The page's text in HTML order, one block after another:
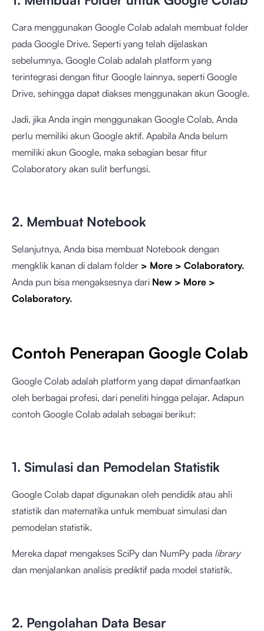
Cara menggunakan Google Colab adalah membuat folder
pada Google Drive. Seperti yang telah dijelaskan
sebelumnya, Google Colab adalah platform yang
terintegrasi dengan fitur Google lainnya, seperti Google
Drive, sehingga dapat diakses menggunakan akun Google.
Jadi, jika Anda ingin menggunakan Google Colab, Anda
perlu memiliki akun Google aktif. Apabila Anda belum
memiliki akun Google, maka sebagian besar fitur
Colaboratory akan sulit berfungsi.
2. Membuat Notebook
Selanjutnya, Anda bisa membuat Notebook dengan
mengklik kanan di dalam folder > More > Colaboratory.
Anda pun bisa mengaksesnya dari New > More >
Colaboratory.
Contoh Penerapan Google Colab
Google Colab adalah platform yang dapat dimanfaatkan
oleh berbagai profesi, dari peneliti hingga pelajar. Adapun
contoh Google Colab adalah sebagai berikut:
1. Simulasi dan Pemodelan Statistik
Google Colab dapat digunakan oleh pendidik atau ahli
statistik dan matematika untuk membuat simulasi dan
pemodelan statistik.
Mereka dapat mengakses SciPy dan NumPy pada library
dan menjalankan analisis prediktif pada model statistik.
2. Pengolahan Data Besar